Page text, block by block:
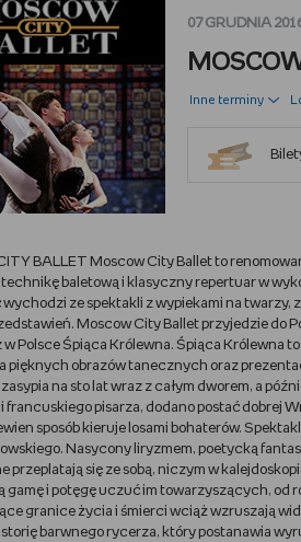
07 GRUDNIA
Inne terminy
BALLET Moscow City Ballet to
baletową i klasyczny repertuar w
wychodzi ze spektakli z wypiekami na
Moscow City Ballet przyjedzie do
w Polsce Śpiąca Królewna. Śpiąca Królewna
pięknych obrazów tanecznych oraz
na sto lat wraz z całym dworem, a
francuskiego pisarza, dodano postać dobrej
sposób kieruje losami bohaterów.
Nasycony liryzmem, poetycką
przeplatają się ze sobą, niczym w
gamę i potęgę uczuć im towarzyszących, od
granice życia i śmierci wciąż wzruszają
barwnego rycerza, który postanawia